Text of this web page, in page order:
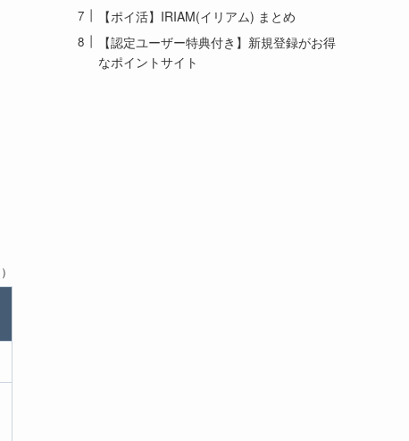
【ポイ活】IRIAM(イリアム) まとめ
【認定ユーザー特典付き】新規登録がお得
なポイントサイト